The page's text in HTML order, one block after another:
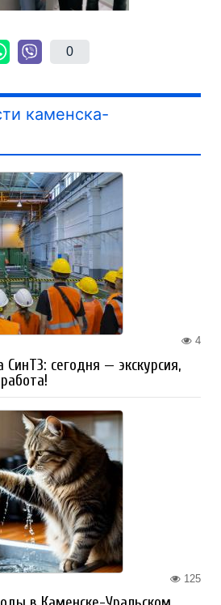
0
каменска-
4
СинТЗ: сегодня — экскурсия,
125